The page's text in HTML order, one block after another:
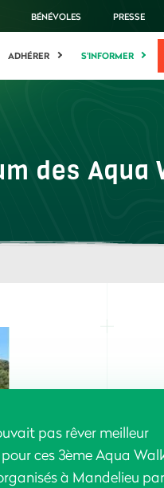
BÉNÉVOLES PRESSE
ADHÉRER S'INFORMER
des Aqua
pas rêver meilleur
ces 3ème Aqua
à Mandelieu